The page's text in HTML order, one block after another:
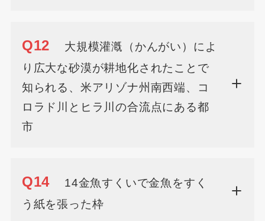
Q12
大規模灌漑（かんがい）によ
り広大な砂漠が耕地化されたことで
知られる、米アリゾナ州南西端、コ
ロラド川とヒラ川の合流点にある都
市
Q14
14金魚すくいで金魚をすく
う紙を張った枠